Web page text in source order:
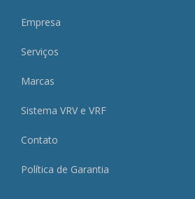
Empresa
Serviços
Marcas
Sistema VRV e VRF
Contato
Política de Garantia